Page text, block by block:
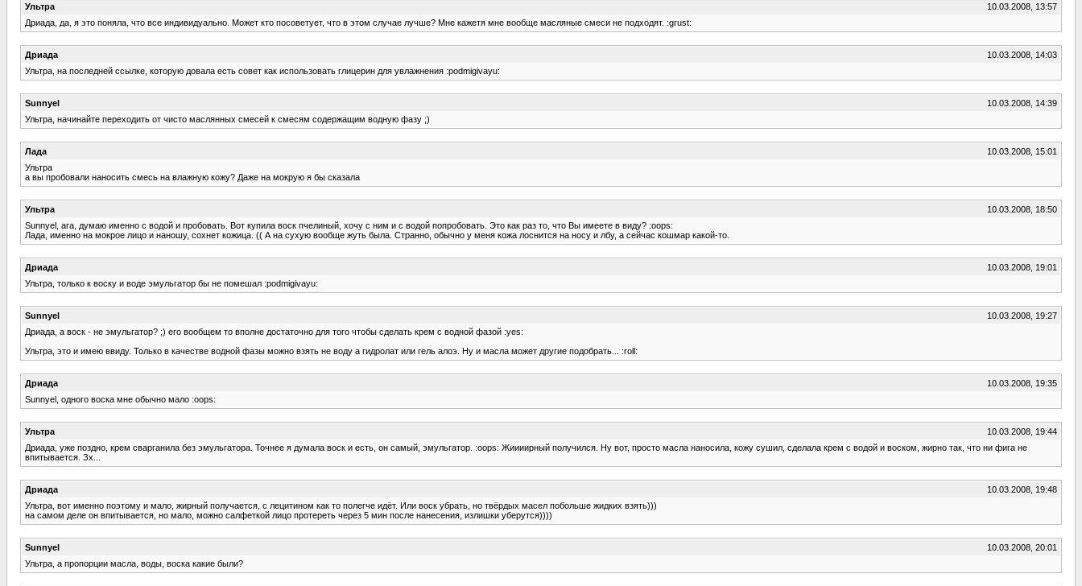
Ультра
10.03.2008, 13:57
Дриада, да, я это поняла, что все индивидуально. Может кто посоветует, что в этом случае лучше? Мне кажетя мне вообще масляные смеси не подходят. :grust:
Дриада
10.03.2008, 14:03
Ультра, на последней ссылке, которую довала есть совет как использовать глицерин для увлажнения :podmigivayu:
Sunnyel
10.03.2008, 14:39
Ультра, начинайте переходить от чисто маслянных смесей к смесям содержащим водную фазу ;)
Лада
10.03.2008, 15:01
Ультра
а вы пробовали наносить смесь на влажную кожу? Даже на мокрую я бы сказала
Ультра
10.03.2008, 18:50
Sunnyel, ага, думаю именно с водой и пробовать. Вот купила воск пчелиный, хочу с ним и с водой попробовать. Это как раз то, что Вы имеете в виду? :oops:
Лада, именно на мокрое лицо и наношу, сохнет кожица. (( А на сухую вообще жуть была. Странно, обычно у меня кожа лоснится на носу и лбу, а сейчас кошмар какой-то.
Дриада
10.03.2008, 19:01
Ультра, только к воску и воде эмульгатор бы не помешал :podmigivayu:
Sunnyel
10.03.2008, 19:27
Дриада, а воск - не эмульгатор? ;) его вообщем то вполне достаточно для того чтобы сделать крем с водной фазой :yes:
Ультра, это и имею ввиду. Только в качестве водной фазы можно взять не воду а гидролат или гель алоэ. Ну и масла может другие подобрать... :roll:
Дриада
10.03.2008, 19:35
Sunnyel, одного воска мне обычно мало :oops:
Ультра
10.03.2008, 19:44
Дриада, уже поздно, крем сварганила без эмульгатора. Точнее я думала воск и есть, он самый, эмульгатор. :oops: Жиииирный получился. Ну вот, просто масла наносила, кожу сушил, сделала крем с водой и воском, жирно так, что ни фига не
впитывается. Зх...
Дриада
10.03.2008, 19:48
Ультра, вот именно поэтому и мало, жирный получается, с лецитином как то полегче идёт. Или воск убрать, но твёрдых масел побольше жидких взять)))
на самом деле он впитывается, но мало, можно салфеткой лицо протереть через 5 мин после нанесения, излишки уберутся))))
Sunnyel
10.03.2008, 20:01
Ультра, а пропорции масла, воды, воска какие были?